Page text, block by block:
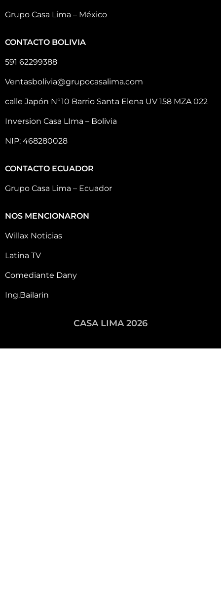
Grupo Casa Lima – México
CONTACTO BOLIVIA
591 62299388
Ventasbolivia@grupocasalima.com
calle Japón N°10 Barrio Santa Elena UV 158 MZA 022
Inversion Casa LIma – Bolivia
NIP: 468280028
CONTACTO ECUADOR
Grupo Casa Lima – Ecuador
NOS MENCIONARON
Willax Noticias
Latina TV
Comediante Dany
Ing.Bailarin
CASA LIMA 2026